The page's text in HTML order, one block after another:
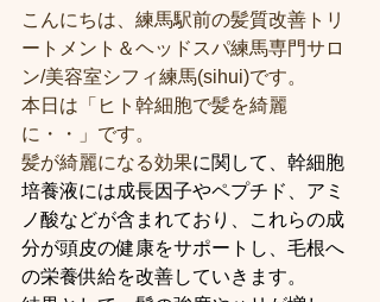
こんにちは、練馬駅前の髪質改善トリ
ートメント＆ヘッドスパ練馬専門サロ
ン/美容室シフィ練馬(sihui)です。
本日は「ヒト幹細胞で髪を綺麗
に・・」です。
髪が綺麗になる効果に関して、幹細胞
培養液には成長因子やペプチド、アミ
ノ酸などが含まれており、これらの成
分が頭皮の健康をサポートし、毛根へ
の栄養供給を改善していきます。